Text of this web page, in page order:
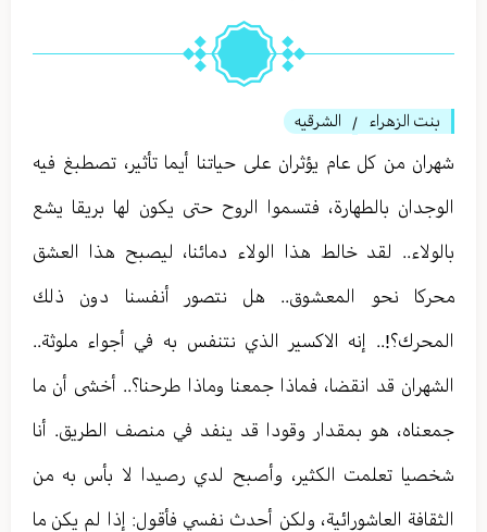
بنت الزهراء / الشرقيه
شهران من كل عام يؤثران على حياتنا أيما تأثير، تصطبغ فيه
الوجدان بالطهارة، فتسموا الروح حتى يكون لها بريقا يشع
بالولاء.. لقد خالط هذا الولاء دمائنا، ليصبح هذا العشق
محركا نحو المعشوق.. هل نتصور أنفسنا دون ذلك
المحرك؟!.. إنه الاكسير الذي نتنفس به في أجواء ملوثة..
الشهران قد انقضا، فماذا جمعنا وماذا طرحنا؟.. أخشى أن ما
جمعناه، هو بمقدار وقودا قد ينفد في منصف الطريق. أنا
شخصيا تعلمت الكثير، وأصبح لدي رصيدا لا بأس به من
الثقافة العاشورائية، ولكن أحدث نفسي فأقول: إذا لم يكن ما